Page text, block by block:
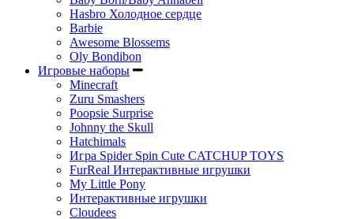
Hasbro Холодное сердце
Barbie
Awesome Blossems
Oly Bondibon
Игровые наборы
Minecraft
Zuru Smashers
Poopsie Surprise
Johnny the Skull
Hatchimals
Игра Spider Spin Cute CATCHUP TOYS
FurReal Интерактивные игрушки
My Little Pony
Интерактивные игрушки
Cloudees